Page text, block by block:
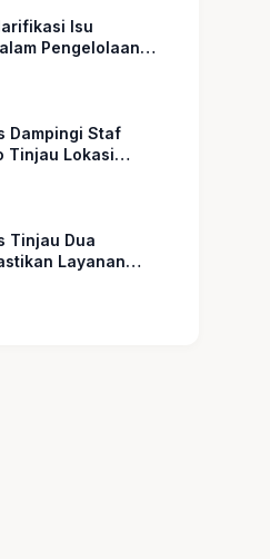
Isu
Pengelolaan
Dampingi Staf
Tinjau Lokasi
Tinjau Dua
Layanan